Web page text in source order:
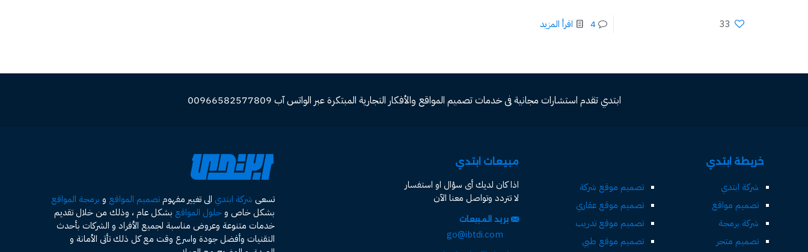
33
4 اقرأ المزيد
ابتدي تقدم استشارات مجانية فى خدمات تصميم المواقع والأفكار التجارية المبتكرة عبر الواتس آب 00966582577809
خريطة ابتدي
شركة ابتدي
تصميم مواقع
شركة برمجة
تصميم متجر
تصميم موقع شركة
تصميم موقع عقاري
تصميم موقع تدريب
تصميم موقع طبي
مبيعات ابتدي
اذا كان لديك أى سؤال او استفسار
لا تتردد وتواصل معنا الآن
بريد المبيعات
go@ibtdi.com
تسعى شركة ابتدي الى تغيير مفهومتصميم المواقع و برمجة المواقع
بشكل خاص وحلول المواقع بشكل عام ، وذلك من خلال تقديم
خدمات متنوعة وعروض مناسبة لجميع الأفراد و الشركات بأحدث
التقنيات وأفضل جودة واسرع وقت مع كل ذلك تأتى الأمانة و